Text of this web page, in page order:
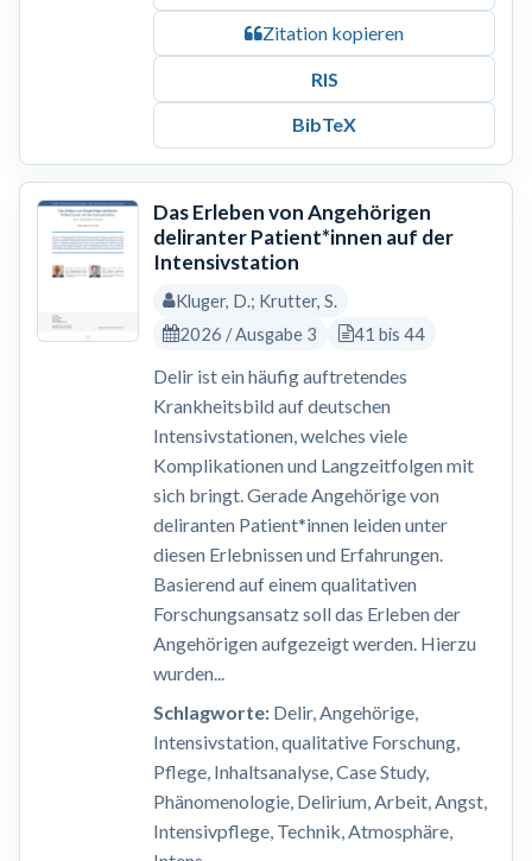
Zitation kopieren
RIS
BibTeX
Das Erleben von Angehörigen
deliranter Patient*innen auf der
Intensivstation
Kluger, D.; Krutter, S.
2026 / Ausgabe 3
41 bis 44
Delir ist ein häufig auftretendes
Krankheitsbild auf deutschen
Intensivstationen, welches viele
Komplikationen und Langzeitfolgen mit
sich bringt. Gerade Angehörige von
deliranten Patient*innen leiden unter
diesen Erlebnissen und Erfahrungen.
Basierend auf einem qualitativen
Forschungsansatz soll das Erleben der
Angehörigen aufgezeigt werden. Hierzu
wurden...
Schlagworte:Delir, Angehörige,
Intensivstation, qualitative Forschung,
Pflege, Inhaltsanalyse, Case Study,
Phänomenologie, Delirium, Arbeit, Angst,
Intensivpflege, Technik, Atmosphäre,